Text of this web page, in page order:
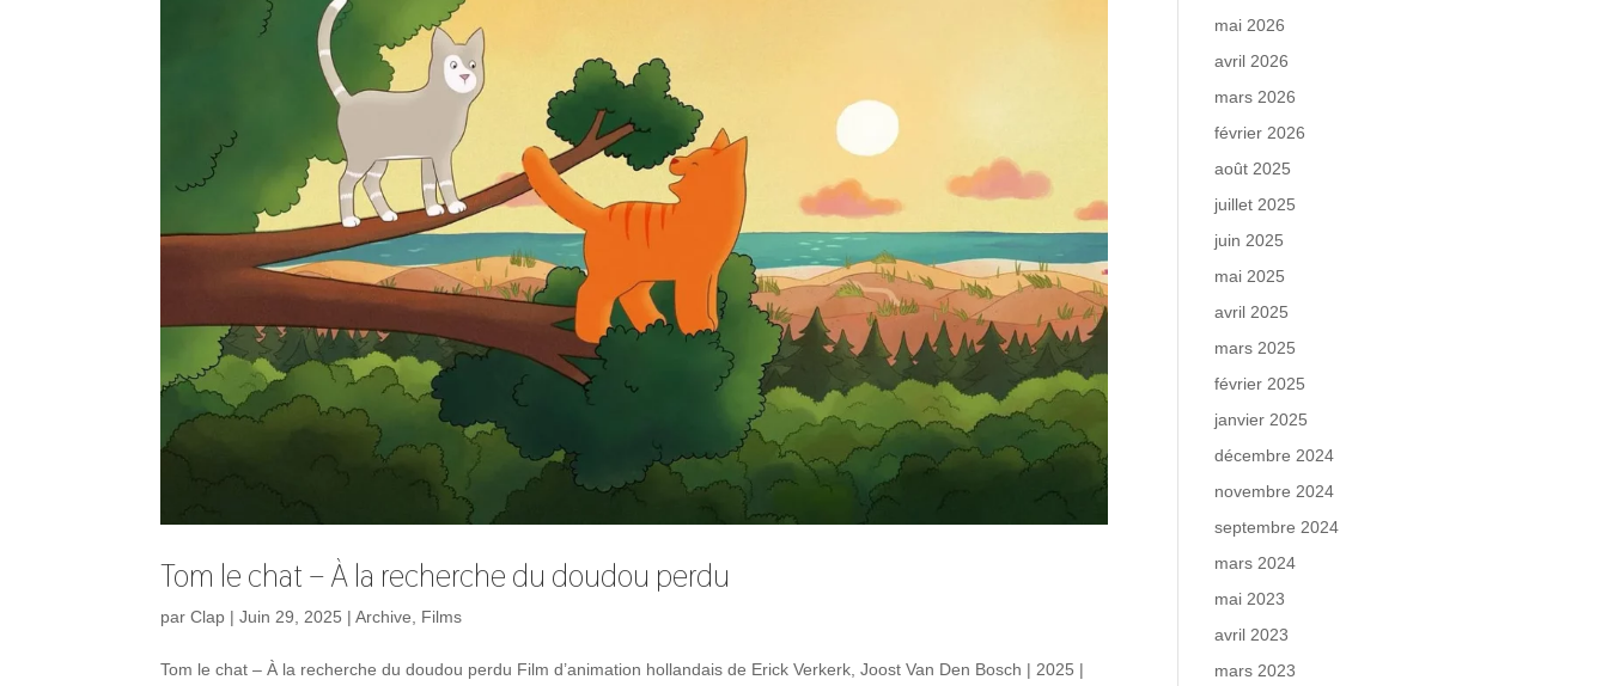
Tom le chat – À la recherche du doudou perdu
parClap |Juin 29, 2025 |Archive Films
Tom le chat – À la recherche du doudou perdu Film d’animation hollandais de Erick Verkerk, Joost Van Den Bosch | 2025 |
mai 2026
avril 2026
mars 2026
février 2026
août 2025
juillet 2025
juin 2025
mai 2025
avril 2025
mars 2025
février 2025
janvier 2025
décembre 2024
novembre 2024
septembre 2024
mars 2024
mai 2023
avril 2023
mars 2023